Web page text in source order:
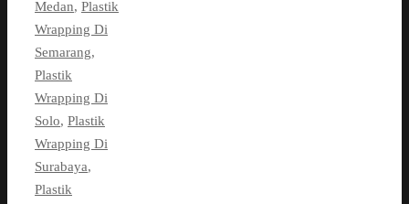
Medan, Plastik
Wrapping Di
Semarang,
Plastik
Wrapping Di
Solo, Plastik
Wrapping Di
Surabaya,
Plastik